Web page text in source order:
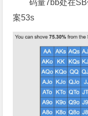
码量7bb处在
案53s